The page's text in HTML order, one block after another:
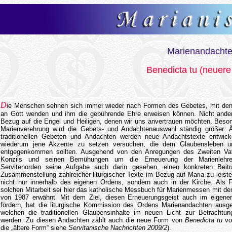
Benedicta tu
Die Menschen sehnen sich immer wieder nach Formen des Gebetes, mit
an Gott wenden und ihm die gebührende Ehre erweisen können. Nicht
Bezug auf die Engel und Heiligen, denen wir uns anvertrauen möchten.
Marienverehrung wird die Gebets- und Andachtenauswahl ständig größer.
traditionellen Gebeten und Andachten werden neue Andachtstexte
wiederum jene Akzente zu setzen versuchen, die dem Glaubensleben
entgegenkommen sollten. Ausgehend von den Anregungen des Zweiten
Konzils und seinen Bemühungen um die Erneuerung der
Servitenorden seine Aufgabe auch darin gesehen, einen konkreten
Zusammenstellung zahlreicher liturgischer Texte im Bezug auf Maria zu
nicht nur innerhalb des eigenen Ordens, sondern auch in der Kirche. Als
solchen Mitarbeit sei hier das katholische Messbuch für Marienmessen mit
von 1987 erwähnt. Mit dem Ziel, diesen Erneuerungsgeist auch im
fördern, hat die liturgische Kommission des Ordens Marienandachten
welchen die traditionellen Glaubensinhalte im neuen Licht zur
werden. Zu diesen Andachten zählt auch die neue Form von Benedicta tu
die „ältere Form“ siehe Servitanische Nachrichten 2009/2).